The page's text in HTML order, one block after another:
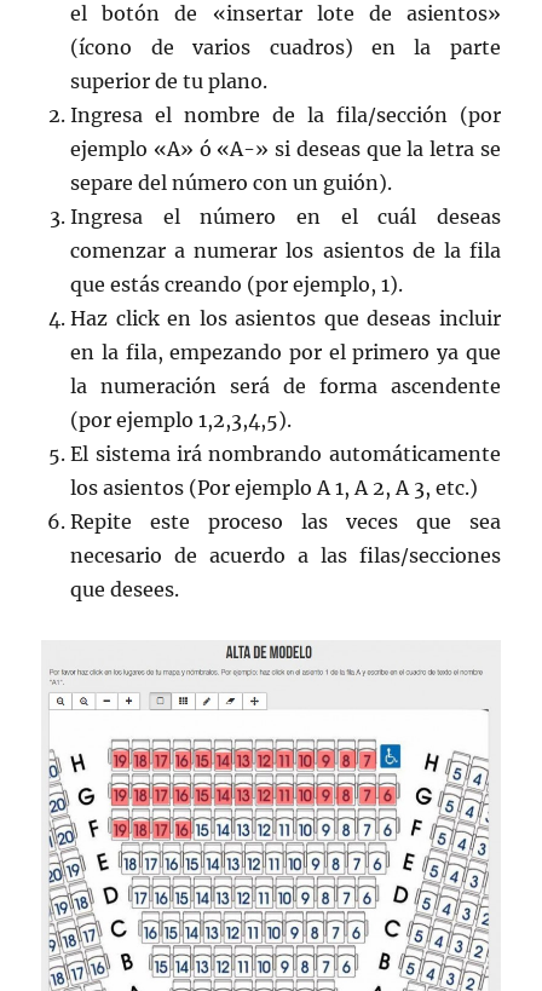
el botón de «insertar lote de asientos»
(ícono de varios cuadros) en la parte
superior de tu plano.
Ingresa el nombre de la fila/sección (por
ejemplo «A» ó «A-» si deseas que la letra se
separe del número con un guión).
Ingresa el número en el cuál deseas
comenzar a numerar los asientos de la fila
que estás creando (por ejemplo, 1).
Haz click en los asientos que deseas incluir
en la fila, empezando por el primero ya que
la numeración será de forma ascendente
(por ejemplo 1,2,3,4,5).
El sistema irá nombrando automáticamente
los asientos (Por ejemplo A 1, A 2, A 3, etc.)
Repite este proceso las veces que sea
necesario de acuerdo a las filas/secciones
que desees.